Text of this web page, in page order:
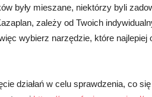
były mieszane, niektórzy byli
zależy od Twoich
wybierz narzędzie, które najlepiej
działań w celu sprawdzenia, co